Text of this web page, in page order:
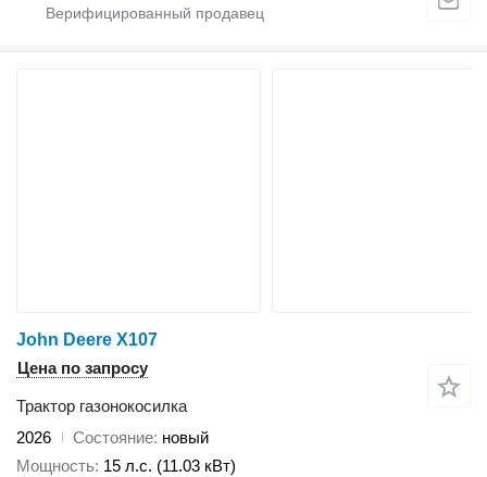
John Deere X107
Цена по запросу
Трактор газонокосилка
2026
Состояние новый
Мощность 15 л.с. (11.03 кВт)